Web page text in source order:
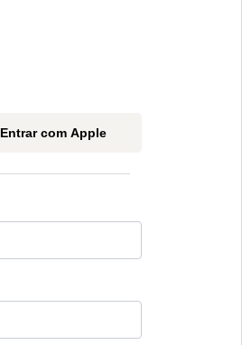
Entrar com Apple